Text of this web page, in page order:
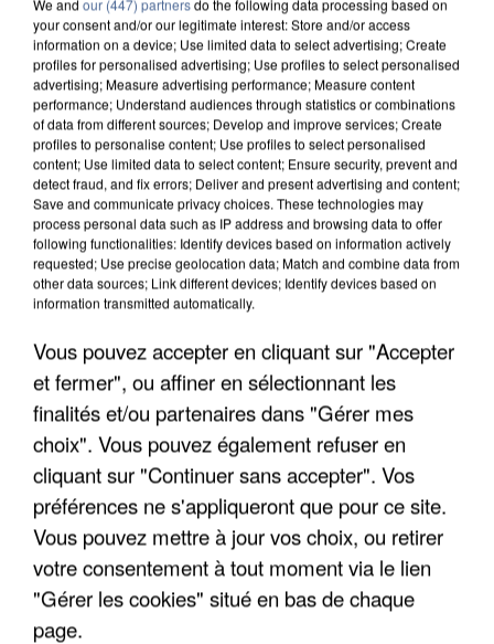
APRÈS TOUTES CES CANICULES, LES REFUGES
DE FAUNE SAUVAGE SONT...
your consent and/or our legitimate interest: Store and/or access
information on a device; Use limited data to select advertising; Create
profiles for personalised advertising; Use profiles to select personalised
advertising; Measure advertising performance; Measure content
performance; Understand audiences through statistics or combinations
of data from different sources; Develop and improve services; Create
profiles to personalise content; Use profiles to select personalised
content; Use limited data to select content; Ensure security, prevent and
detect fraud, and fix errors; Deliver and present advertising and content;
Save and communicate privacy choices. These technologies may
process personal data such as IP address and browsing data to offer
following functionalities: Identify devices based on information actively
requested; Use precise geolocation data; Match and combine data from
other data sources; Link different devices; Identify devices based on
information transmitted automatically.
Vous pouvez accepter en cliquant sur "Accepter
et fermer", ou affiner en sélectionnant les
finalités et/ou partenaires dans "Gérer mes
choix". Vous pouvez également refuser en
cliquant sur "Continuer sans accepter". Vos
préférences ne s'appliqueront que pour ce site.
Vous pouvez mettre à jour vos choix, ou retirer
votre consentement à tout moment via le lien
"Gérer les cookies" situé en bas de chaque
page.